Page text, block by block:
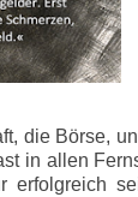
die Börse,
in allen
erfolgreich